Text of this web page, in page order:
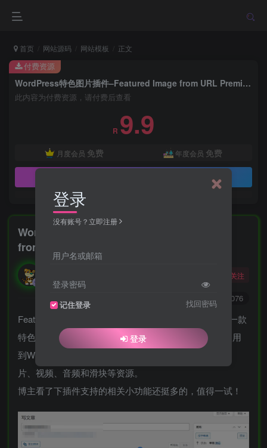
首页 网站源码 网站模板 正文
WordPress特色图片插件–Featured Image from URL Premium v6.2.2 破解版下载
此内容为付费资源，请付费后查看
R 9.9
月度会员 免费 年度会员 免费
付费资源
WordPress特色图片插件–Featured Image
from URL Premium v6.2.2 破解版下载
酒醒只在花前坐，酒醉还来花下眠。
关注
4575 5076
Featured Image from URL Premium是WordPress上的一款
特色图片插件，使用它你可以将外部URL地址的图片使用
到WordPress特色图片当中。使用它你可以引用外部图
片、视频、音频和滑块等资源。
博主看了下插件支持的相关小功能还挺多的，值得一试！
登录
没有账号？立即注册
用户名或邮箱
登录密码
记住登录 找回密码
登录